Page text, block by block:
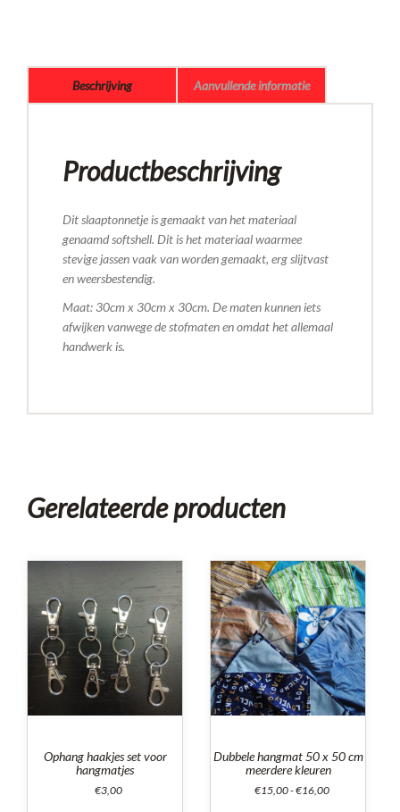
Beschrijving Aanvullende informatie
Productbeschrijving
Dit slaaptonnetje is gemaakt van het materiaal
genaamd softshell. Dit is het materiaal waarmee
stevige jassen vaak van worden gemaakt, erg slijtvast
en weersbestendig.
Maat: 30cm x 30cm x 30cm. De maten kunnen iets
afwijken vanwege de stofmaten en omdat het allemaal
handwerk is.
Gerelateerde producten
Ophang haakjes set voor
hangmatjes
€3,00
Dubbele hangmat 50 x 50 cm
meerdere kleuren
€15,00-€16,00Prijsklasse: